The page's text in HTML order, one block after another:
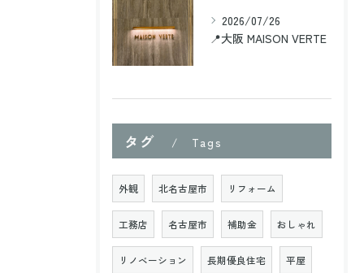
2026/07/26
📍大阪 MAISON VERTE
タグ Tags
外観 北名古屋市 リフォーム
工務店 名古屋市 補助金 おしゃれ
リノベーション 長期優良住宅 平屋